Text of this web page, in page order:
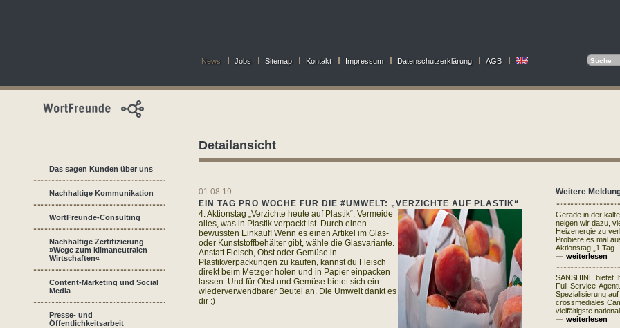
News Jobs Sitemap Kontakt Impressum Datenschutzerklärung AGB
Das sagen Kunden über uns
Nachhaltige Kommunikation
WortFreunde-Consulting
Nachhaltige Zertifizierung
»Wege zum klimaneutralen
Wirtschaften«
Content-Marketing und Social
Media
Presse- und
Öffentlichkeitsarbeit
Detailansicht
01.08.19
EIN TAG PRO WOCHE FÜR DIE #UMWELT: „VERZICHTE AUF PLASTIK“
4. Aktionstag „Verzichte heute auf Plastik“. Vermeide
alles, was in Plastik verpackt ist. Durch einen
bewussten Einkauf! Wenn es einen Artikel im Glas-
oder Kunststoffbehälter gibt, wähle die Glasvariante.
Anstatt Fleisch, Obst oder Gemüse in
Plastikverpackungen zu kaufen, kannst du Fleisch
direkt beim Metzger holen und in Papier einpacken
lassen. Und für Obst und Gemüse bietet sich ein
wiederverwendbarer Beutel an. Die Umwelt dankt es
dir :)
Weitere
Gerade in der
neigen wir dazu,
Heizenergie zu
Probiere es mal
Aktionstag „1 Tag...
weiterlesen
SANSHINE bietet
Full-Service-
Spezialisierung auf
crossmediales
vielfältigste
weiterlesen